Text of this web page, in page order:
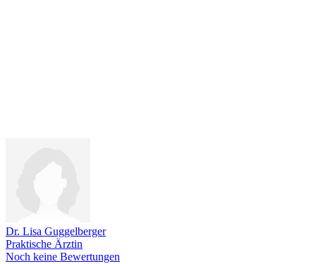
Dr. Lisa Guggelberger
Praktische Ärztin
Noch keine Bewertungen